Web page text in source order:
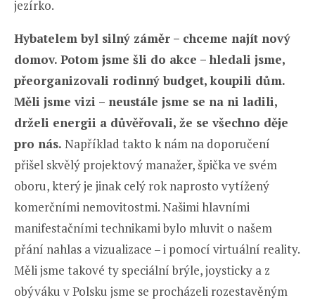
jezírko.
Hybatelem byl silný záměr – chceme najít nový
domov. Potom jsme šli do akce – hledali jsme,
přeorganizovali rodinný budget, koupili dům.
Měli jsme vizi – neustále jsme se na ni ladili,
drželi energii a důvěřovali, že se všechno děje
pro nás. Například takto k nám na doporučení
přišel skvělý projektový manažer, špička ve svém
oboru, který je jinak celý rok naprosto vytížený
komerčními nemovitostmi. Našimi hlavními
manifestačními technikami bylo mluvit o našem
přání nahlas a vizualizace – i pomocí virtuální reality.
Měli jsme takové ty speciální brýle, joysticky a z
obýváku v Polsku jsme se procházeli rozestavěným